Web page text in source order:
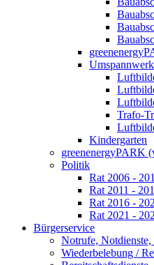
Umspannwerk
Trafo-
Kindergarten
greenenergyPARK
Politik
Rat 2006 -
Rat 2011 -
Rat 2016 -
Rat 2021 -
Bürgerservice
Notrufe, Notdienste,
Wiederbelebung /